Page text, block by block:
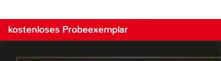
kostenloses Probeexemplar